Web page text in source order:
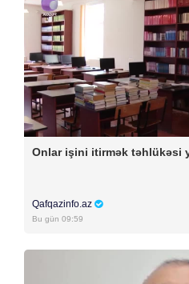
Onlar işini itirmək təhlükəsi
Qafqazinfo.az
Bu gün 09:59